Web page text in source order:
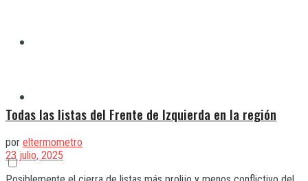
Todas las listas del Frente de Izquierda en la región
por eltermometro
23 julio, 2025